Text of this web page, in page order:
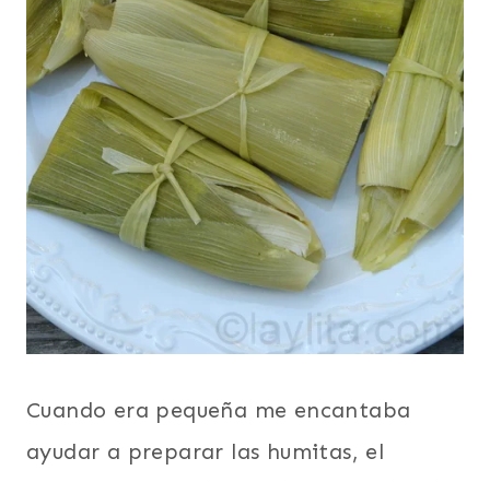
Cuando era pequeña me encantaba
ayudar a preparar las humitas, el